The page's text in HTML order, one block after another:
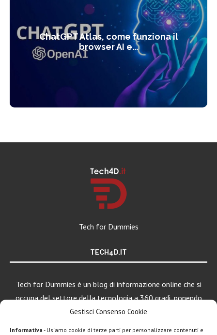
Gestisci Consenso Cookie
Informativa - Usiamo cookie di terze parti per personalizzare contenuti e
ChatGPT Atlas, come funziona il
browser AI e...
Tech for Dummies
TECH4D.IT
Tech for Dummies è un blog di informazione online che si
occupa del settore della tecnologia a 360 gradi, ponendo
una particolare attenzione al mondo Android, Apple e